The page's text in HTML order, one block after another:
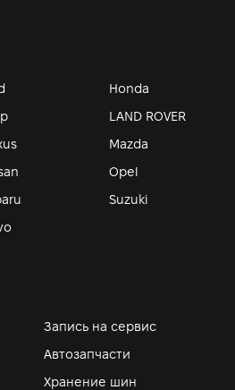
Honda
LAND ROVER
Mazda
Opel
Suzuki
Запись на сервис
Автозапчасти
Хранение шин